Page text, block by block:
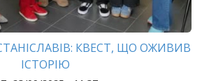
КВЕСТ, ЩО ОЖИВИВ
ІСТОРІЮ